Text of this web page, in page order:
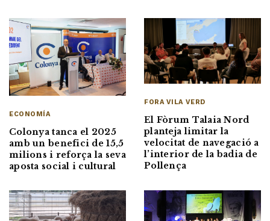
ECONOMÍA
Colonya tanca el 2025
amb un benefici de 15,5
milions i reforça la seva
aposta social i cultural
FORA VILA VERD
El Fòrum Talaia Nord
planteja limitar la
velocitat de navegació a
l’interior de la badia de
Pollença